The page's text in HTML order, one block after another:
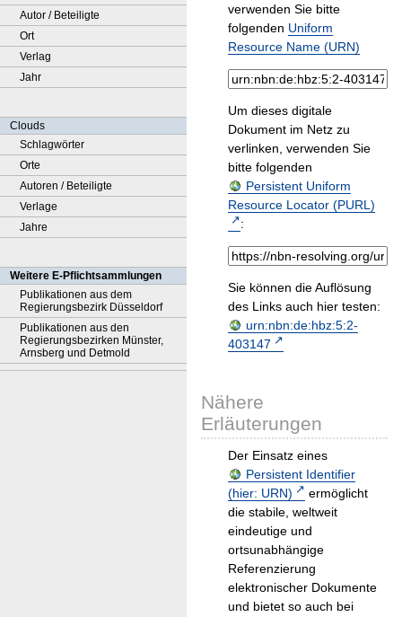
Autor / Beteiligte
Ort
Verlag
Jahr
Clouds
Schlagwörter
Orte
Autoren / Beteiligte
Verlage
Jahre
Weitere E-Pflichtsammlungen
Publikationen aus dem
Regierungsbezirk Düsseldorf
Publikationen aus den
Regierungsbezirken Münster,
Arnsberg und Detmold
verwenden Sie bitte
folgenden Uniform
Resource Name (URN)
Um dieses digitale
Dokument im Netz zu
verlinken, verwenden Sie
bitte folgenden
Persistent Uniform
Resource Locator (PURL)
:
Sie können die Auflösung
des Links auch hier testen:
urn:nbn:de:hbz:5:2-
403147
Nähere
Erläuterungen
Der Einsatz eines
Persistent Identifier
(hier: URN)
ermöglicht
die stabile, weltweit
eindeutige und
ortsunabhängige
Referenzierung
elektronischer Dokumente
und bietet so auch bei